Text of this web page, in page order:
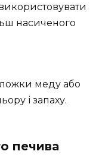
насиченого
ложки меду або
і запаху.
печива